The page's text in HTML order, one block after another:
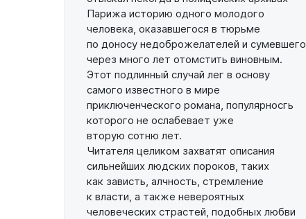
Парижа историю одного молодого
человека, оказавшегося в тюрьме
по доносу недоброжелателей и сумевшего
через много лет отомстить виновным.
Этот подлинный случай лег в основу
самого известного в мире
приключенческого романа, популярносгь
которого не ослабевает уже
вторую сотню лет.
Читателя целиком захватят описания
сильнейших людских пороков, таких
как зависть, алчность, стремление
к власти, а также невероятных
человеческих страстей, подобных любви